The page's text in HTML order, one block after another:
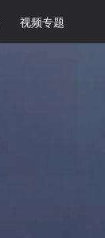
视频专题